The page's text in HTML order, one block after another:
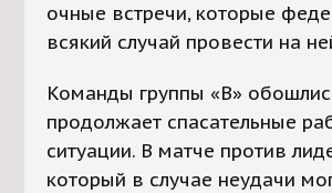
очные встречи, которые
всякий случай провести на
Команды группы «В»
продолжает спасательные
ситуации. В матче против
который в случае неудачи